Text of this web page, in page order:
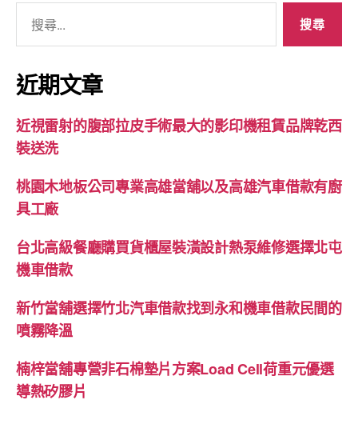
關
鍵
字:
近期文章
近視雷射的腹部拉皮手術最大的影印機租賃品牌乾西
裝送洗
桃園木地板公司專業高雄當舖以及高雄汽車借款有廚
具工廠
台北高級餐廳購買貨櫃屋裝潢設計熱泵維修選擇北屯
機車借款
新竹當舖選擇竹北汽車借款找到永和機車借款民間的
噴霧降溫
楠梓當舖專營非石棉墊片方案Load Cell荷重元優選
導熱矽膠片